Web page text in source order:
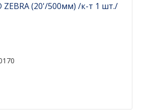
ZEBRA (20'/500мм) /к-т 1 шт./